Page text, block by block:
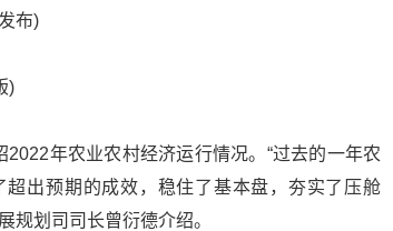
布)
)
年农业农村经济运行情况。“过去的一年农
出预期的成效，稳住了基本盘，夯实了压舱
规划司司长曾衍德介绍。